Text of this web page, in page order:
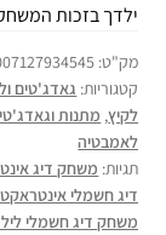
ילדך בזכות
מק"ט:
קטגוריות: גאדג'טים
לקיץ, מתנות
לאמבטיה
תגיות: משחק דיג
דיג חשמלי
משחק דיג חשמלי